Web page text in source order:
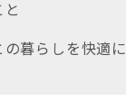
暮らしを快適に